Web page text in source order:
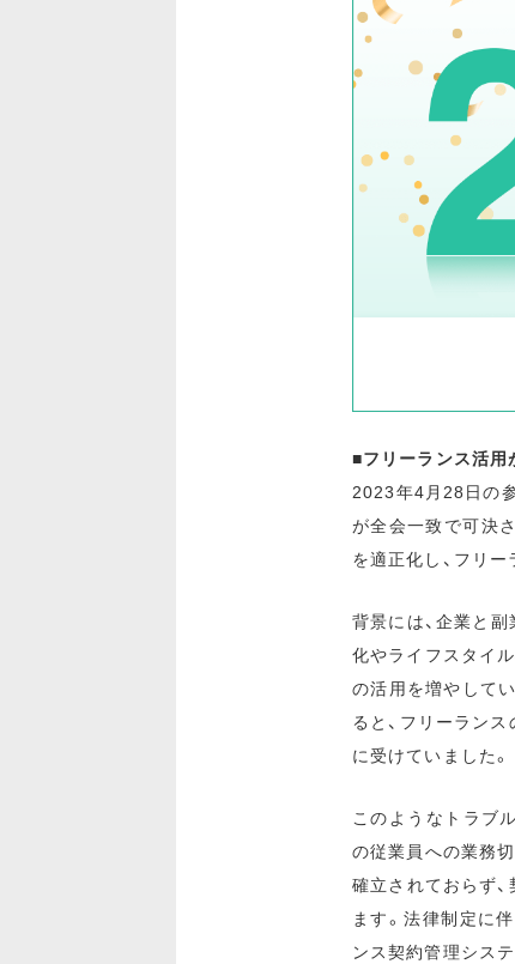
■フリーランス活用
2023年4月28日の
が全会一致で可決
を適正化し、フリ
背景には、企業と
化やライフスタイ
の活用を増やして
ると、フリーラン
に受けていました。
このようなトラブ
の従業員への業務
確立されておらず
ます。法律制定に
ンス契約管理シス